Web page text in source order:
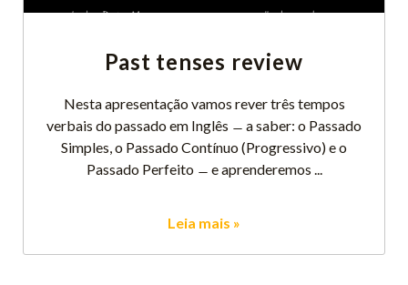
Past tenses review
Nesta apresentação vamos rever três tempos
verbais do passado em Inglês ̶ a saber: o Passado
Simples, o Passado Contínuo (Progressivo) e o
Passado Perfeito ̶ e aprenderemos
Leia mais »